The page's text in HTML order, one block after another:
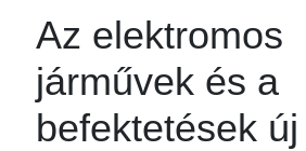
Az elektromos
járművek és a
befektetések új